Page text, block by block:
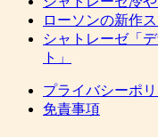
シャトレーゼ冷
ローソンの新作
シャトレーゼ「
ト」
プライバシーポ
免責事項